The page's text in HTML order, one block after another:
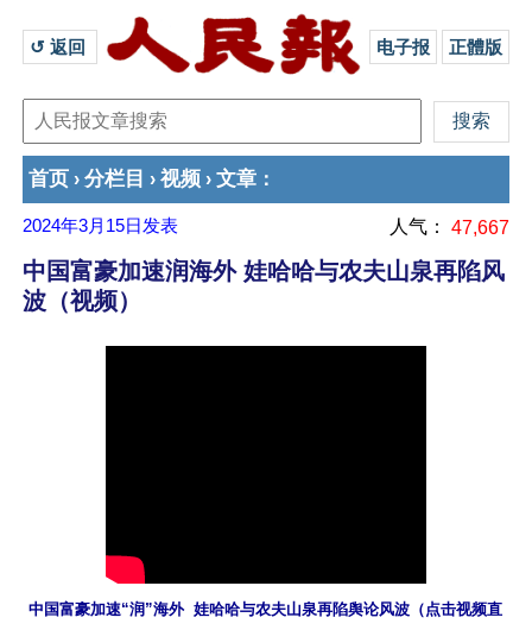
↺ 返回 电子报 正體版
首页 › 分栏目 › 视频 › 文章 ：
2024年3月15日 发表 人气： 47,667
中国富豪加速润海外 娃哈哈与农夫山泉再陷风
波（视频）